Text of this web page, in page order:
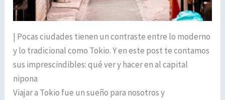
| Pocas ciudades tienen un contraste entre lo moderno
y lo tradicional como Tokio. Y en este post te contamos
sus imprescindibles: qué ver y hacer en al capital
nipona
Viajar a Tokio fue un sueño para nosotros y